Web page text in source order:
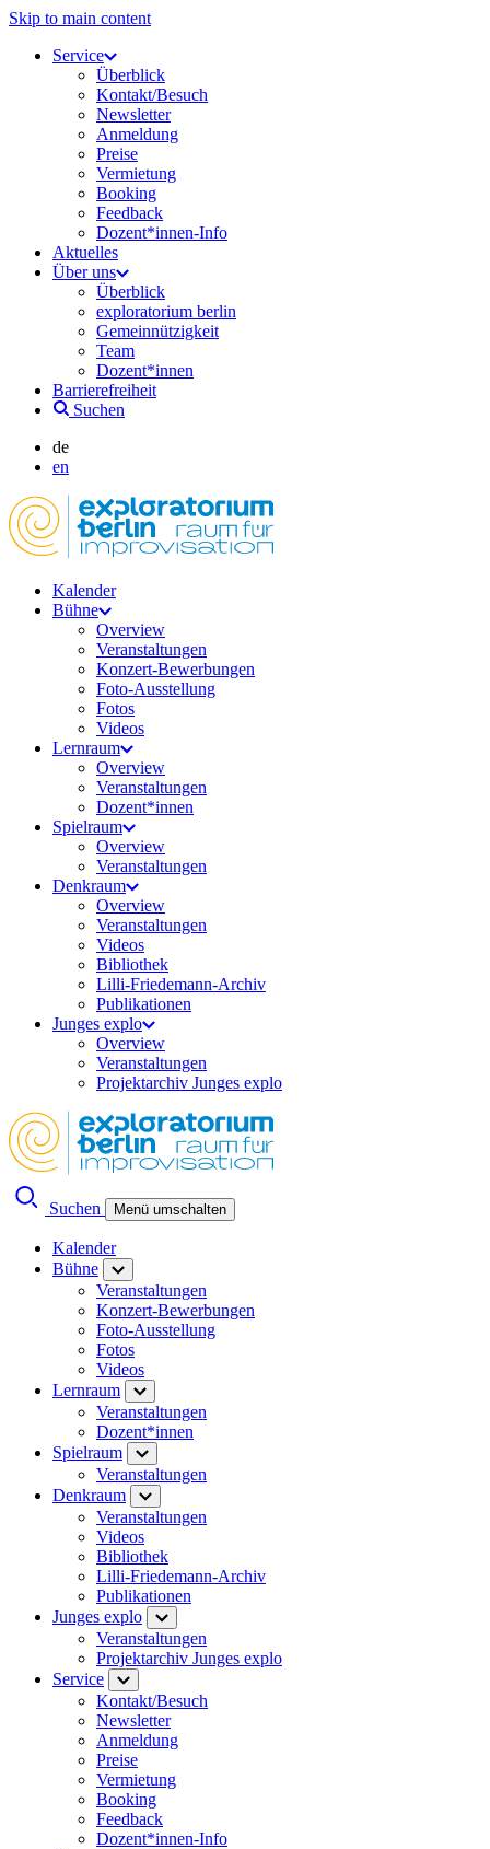
Skip to main content
Service
Überblick
Kontakt/Besuch
Newsletter
Anmeldung
Preise
Vermietung
Booking
Feedback
Dozent*innen-Info
Aktuelles
Über uns
Überblick
exploratorium berlin
Gemeinnützigkeit
Team
Dozent*innen
Barrierefreiheit
Suchen
de
en
Kalender
Bühne
Overview
Veranstaltungen
Konzert-Bewerbungen
Foto-Ausstellung
Fotos
Videos
Lernraum
Overview
Veranstaltungen
Dozent*innen
Spielraum
Overview
Veranstaltungen
Denkraum
Overview
Veranstaltungen
Videos
Bibliothek
Lilli-Friedemann-Archiv
Publikationen
Junges explo
Overview
Veranstaltungen
Projektarchiv Junges explo
Suchen Menü umschalten
Kalender
Bühne
Veranstaltungen
Konzert-Bewerbungen
Foto-Ausstellung
Fotos
Videos
Lernraum
Veranstaltungen
Dozent*innen
Spielraum
Veranstaltungen
Denkraum
Veranstaltungen
Videos
Bibliothek
Lilli-Friedemann-Archiv
Publikationen
Junges explo
Veranstaltungen
Projektarchiv Junges explo
Service
Kontakt/Besuch
Newsletter
Anmeldung
Preise
Vermietung
Booking
Feedback
Dozent*innen-Info